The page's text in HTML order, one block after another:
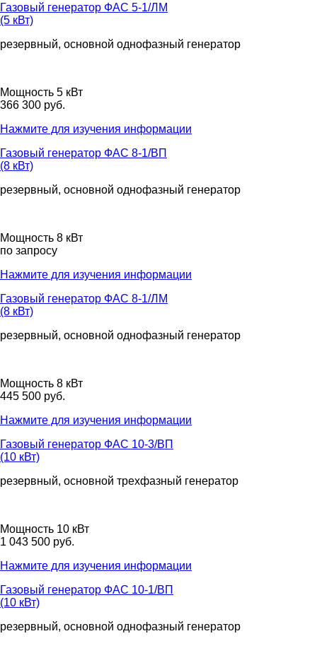
Газовый генератор ФАС 5-1/ЛМ
(5 кВт)
резервный, основной однофазный генератор
Мощность 5 кВт
366 300 руб.
Нажмите для изучения информации
Газовый генератор ФАС 8-1/ВП
(8 кВт)
резервный, основной однофазный генератор
Мощность 8 кВт
по запросу
Нажмите для изучения информации
Газовый генератор ФАС 8-1/ЛМ
(8 кВт)
резервный, основной однофазный генератор
Мощность 8 кВт
445 500 руб.
Нажмите для изучения информации
Газовый генератор ФАС 10-3/ВП
(10 кВт)
резервный, основной трехфазный генератор
Мощность 10 кВт
1 043 500 руб.
Нажмите для изучения информации
Газовый генератор ФАС 10-1/ВП
(10 кВт)
резервный, основной однофазный генератор